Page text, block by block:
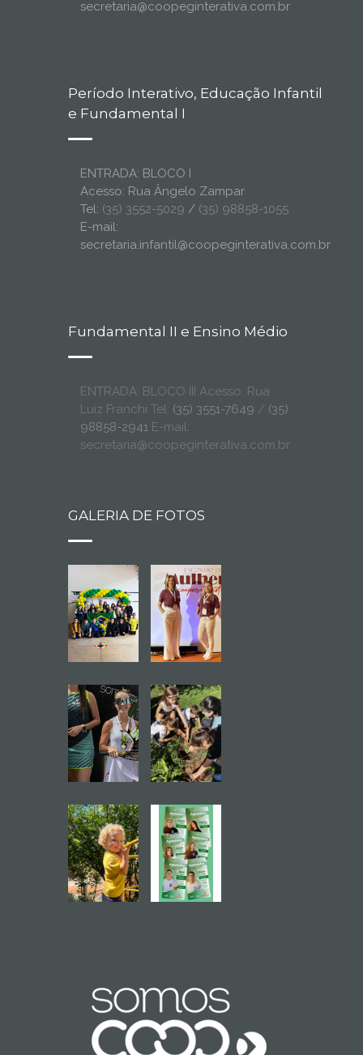
secretaria@coopeginterativa.com.br
Período Interativo, Educação Infantil
e Fundamental I
ENTRADA: BLOCO I
Acesso: Rua Ângelo Zampar
Tel: (35) 3552-5029 / (35) 98858-1055
E-mail:
secretaria.infantil@coopeginterativa.com.br
Fundamental II e Ensino Médio
ENTRADA: BLOCO III Acesso: Rua
Luiz Franchi Tel: (35) 3551-7649 / (35)
98858-2941 E-mail:
secretaria@coopeginterativa.com.br
GALERIA DE FOTOS